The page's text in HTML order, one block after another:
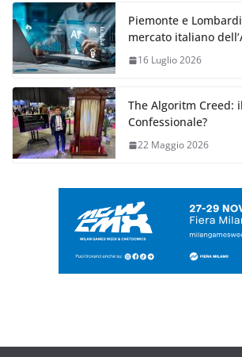
Piemonte e
mercato italiano
16 Luglio 2026
The Algoritm Creed:
Confessionale?
22 Maggio 2026